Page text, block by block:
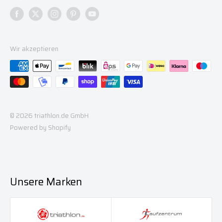
Heide
Wir akzeptieren
© 2026 triathlon.de GmbH
Powered by Shopify
Unsere Marken